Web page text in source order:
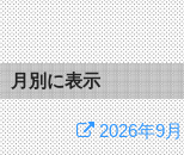
月別に表示
2026年9月